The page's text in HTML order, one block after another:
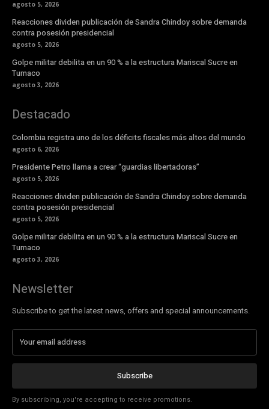
agosto 5, 2026
Reacciones dividen publicación de Sandra Chindoy sobre demanda
contra posesión presidencial
agosto 5, 2026
Golpe militar debilita en un 90 % a la estructura Mariscal Sucre en
Tumaco
agosto 3, 2026
Destacado
Colombia registra uno de los déficits fiscales más altos del mundo
agosto 6, 2026
Presidente Petro llama a crear “guardias libertadoras”
agosto 5, 2026
Reacciones dividen publicación de Sandra Chindoy sobre demanda
contra posesión presidencial
agosto 5, 2026
Golpe militar debilita en un 90 % a la estructura Mariscal Sucre en
Tumaco
agosto 3, 2026
Newsletter
Subscribe to get the latest news, offers and special announcements.
Subscribe
By subscribing, you're accepting to receive promotions.